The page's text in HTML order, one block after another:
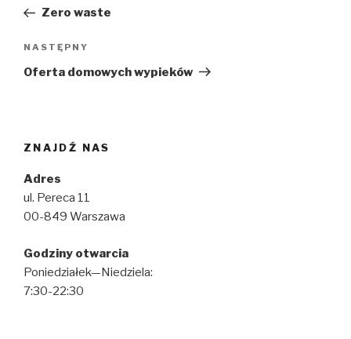
wpisZero waste
Następny
wpis
NASTĘPNY
Oferta domowych wypieków
ZNAJDŹ NAS
Adres
ul. Pereca 11
00-849 Warszawa
Godziny otwarcia
Poniedziałek—Niedziela:
7:30-22:30